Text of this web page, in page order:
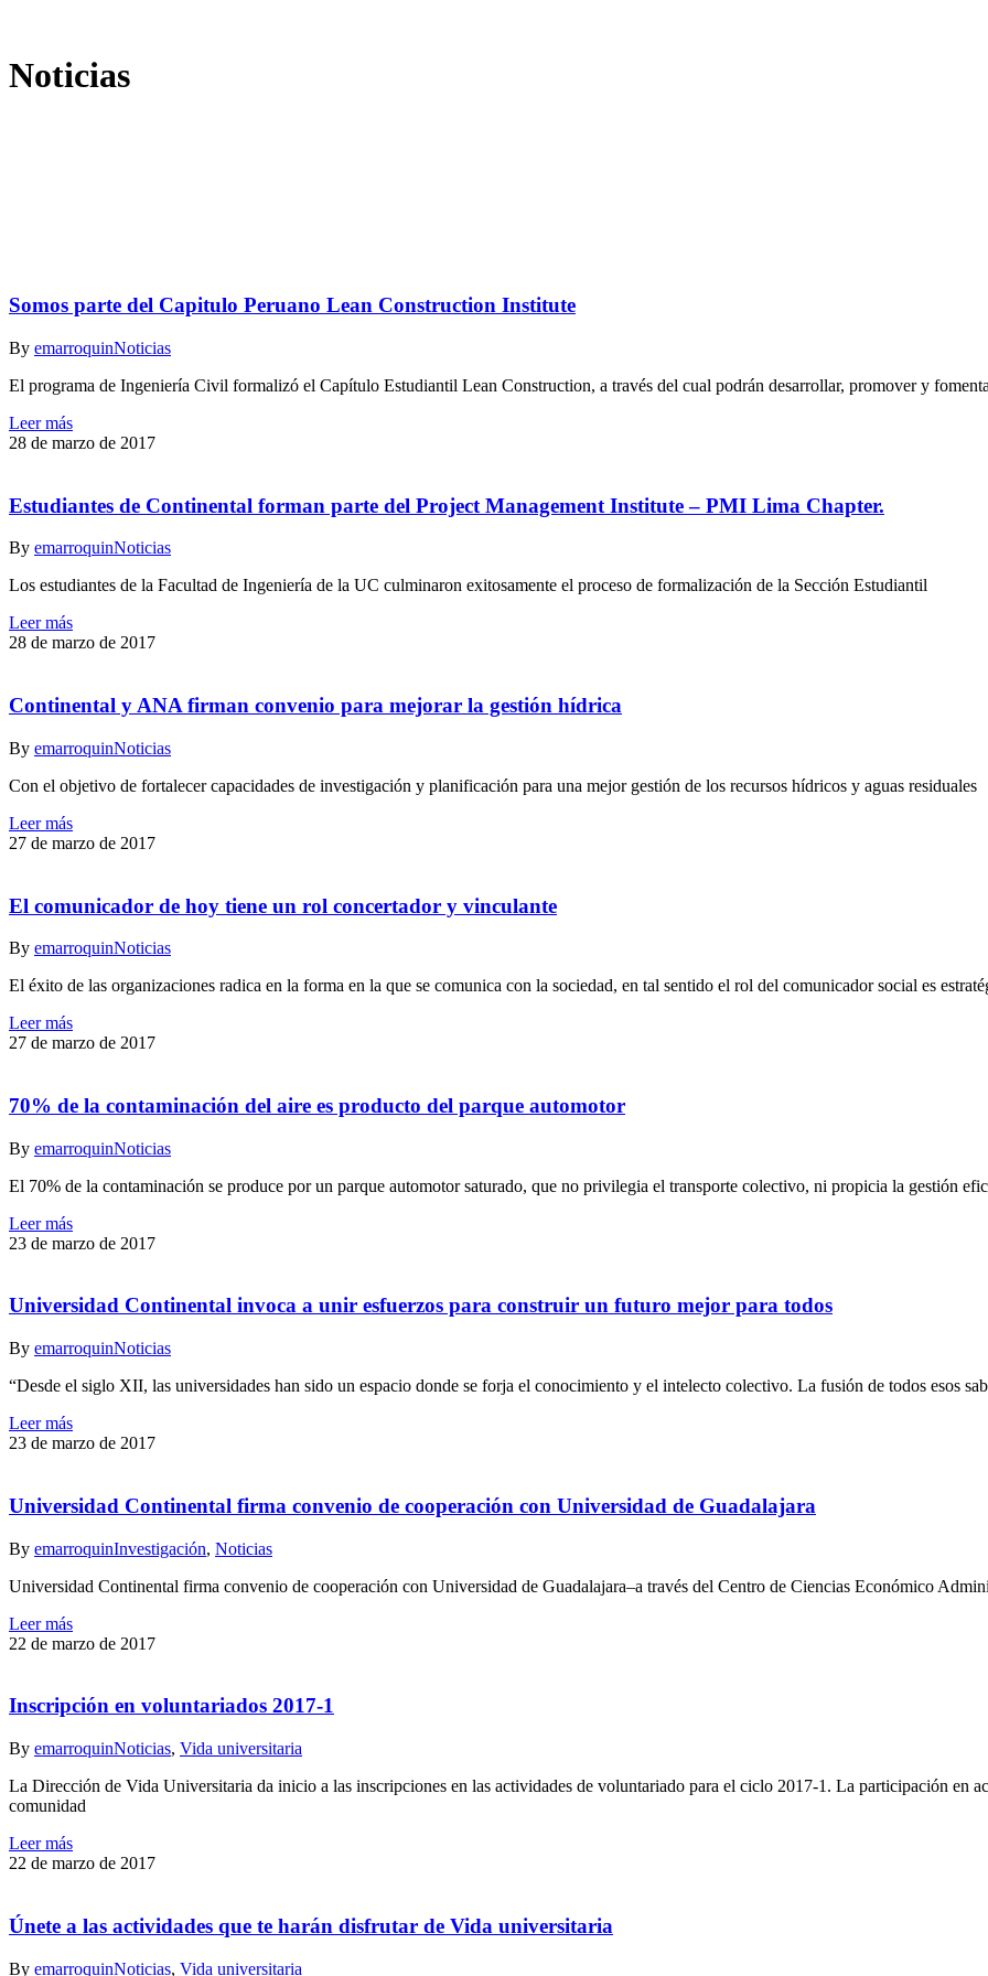
Noticias
Somos parte del Capitulo Peruano Lean Construction Institute
By emarroquinNoticias
El programa de Ingeniería Civil formalizó el Capítulo Estudiantil Lean Construction, a través del cual podrán desarrollar, promover y
Leer más
28 de marzo de 2017
Estudiantes de Continental forman parte del Project Management Institute – PMI Lima Chapter.
By emarroquinNoticias
Los estudiantes de la Facultad de Ingeniería de la UC culminaron exitosamente el proceso de formalización de la Sección Estudiantil
Leer más
28 de marzo de 2017
Continental y ANA firman convenio para mejorar la gestión hídrica
By emarroquinNoticias
Con el objetivo de fortalecer capacidades de investigación y planificación para una mejor gestión de los recursos hídricos y aguas residuales
Leer más
27 de marzo de 2017
El comunicador de hoy tiene un rol concertador y vinculante
By emarroquinNoticias
El éxito de las organizaciones radica en la forma en la que se comunica con la sociedad, en tal sentido el rol del comunicador social es
Leer más
27 de marzo de 2017
70% de la contaminación del aire es producto del parque automotor
By emarroquinNoticias
El 70% de la contaminación se produce por un parque automotor saturado, que no privilegia el transporte colectivo, ni propicia la gestión
Leer más
23 de marzo de 2017
Universidad Continental invoca a unir esfuerzos para construir un futuro mejor para todos
By emarroquinNoticias
“Desde el siglo XII, las universidades han sido un espacio donde se forja el conocimiento y el intelecto colectivo. La fusión de todos esos
Leer más
23 de marzo de 2017
Universidad Continental firma convenio de cooperación con Universidad de Guadalajara
By emarroquinInvestigación, Noticias
Universidad Continental firma convenio de cooperación con Universidad de Guadalajara–a través del Centro de Ciencias Económico
Leer más
22 de marzo de 2017
Inscripción en voluntariados 2017-1
By emarroquinNoticias, Vida universitaria
La Dirección de Vida Universitaria da inicio a las inscripciones en las actividades de voluntariado para el ciclo 2017-1. La participación en
comunidad
Leer más
22 de marzo de 2017
Únete a las actividades que te harán disfrutar de Vida universitaria
By emarroquinNoticias, Vida universitaria